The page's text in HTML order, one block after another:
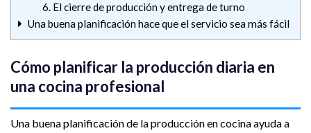
6. El cierre de producción y entrega de turno
Una buena planificación hace que el servicio sea más fácil
Cómo planificar la producción diaria en
una cocina profesional
Una buena planificación de la producción en cocina ayuda a